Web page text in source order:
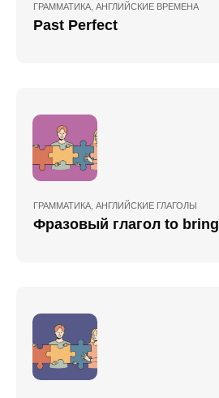
ГРАММАТИКА АНГЛИЙСКИЕ ВРЕМЕНА
Past Perfect
ГРАММАТИКА АНГЛИЙСКИЕ ГЛАГОЛЫ
Фразовый глагол to bring